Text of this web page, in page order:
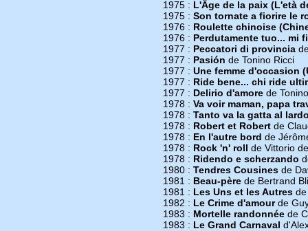
1975 : L'Âge de la paix (L'età
1975 : Son tornate a fiorire le
1976 : Roulette chinoise
1976 : Perdutamente tuo... mi
1977 : Peccatori di provincia
1977 : Pasión de Tonino Ricci
1977 : Une femme d'occasion
1977 : Ride bene... chi ride
1977 : Delirio d'amore de
1978 : Va voir maman, papa
1978 : Tanto va la gatta al
1978 : Robert et Robert de
1978 : En l'autre bord de
1978 : Rock 'n' roll de Vittorio
1978 : Ridendo e scherzando
1980 : Tendres Cousines de
1981 : Beau-père de Bertrand
1981 : Les Uns et les Autres
1982 : Le Crime d'amourde
1983 : Mortelle randonnée de
1983 : Le Grand Carnaval